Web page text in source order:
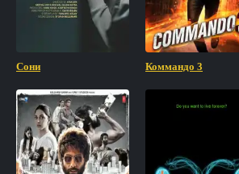
Сони Коммандо 3